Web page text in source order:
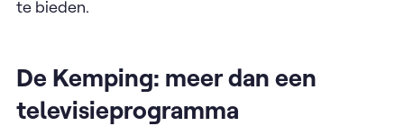
te bieden.
De Kemping: meer dan een
televisieprogramma